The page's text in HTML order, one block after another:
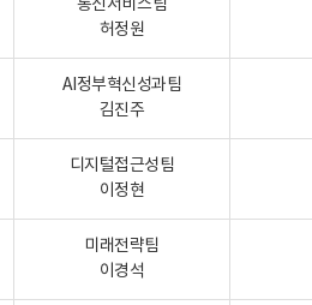
통신서비스팀
허정원
AI정부혁신성과팀
김진주
디지털접근성팀
이정현
미래전략팀
이경석